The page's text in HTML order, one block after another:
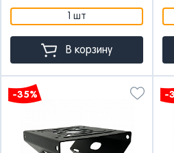
1 шт
В корзину
-35% -